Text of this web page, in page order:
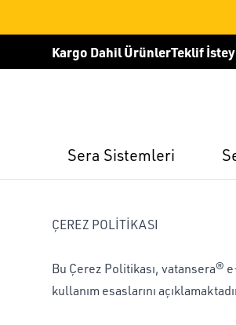
Kargo Dahil ÜrünlerTeklif
Sera Sistemleri
ÇEREZ POLİTİKASI
Bu Çerez Politikası, vatansera®
kullanım esaslarını